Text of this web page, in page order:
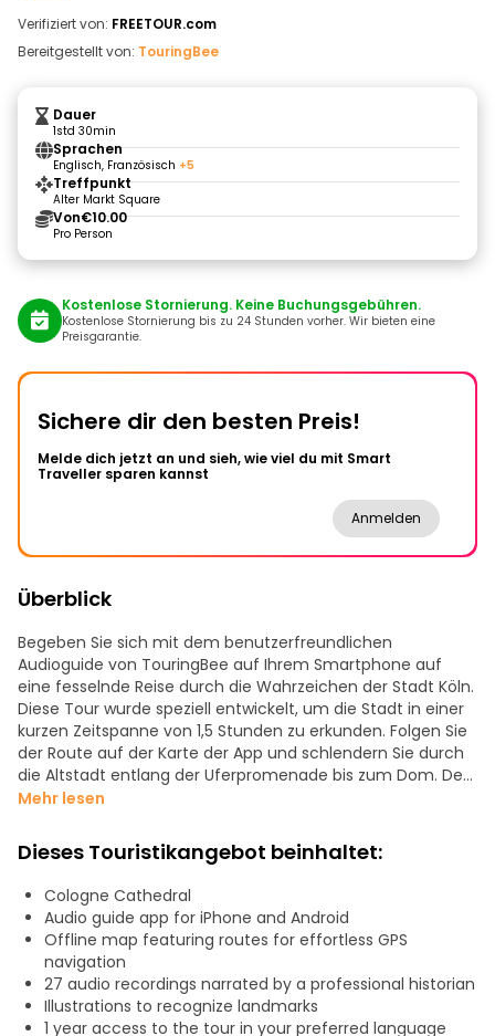
Verifiziert von: FREETOUR.com
Bereitgestellt von: TouringBee
Dauer
1std 30min
Sprachen
Englisch, Französisch +5
Treffpunkt
Alter Markt Square
Von€10.00
Pro Person
Kostenlose Stornierung. Keine Buchungsgebühren.
Kostenlose Stornierung bis zu 24 Stunden vorher. Wir bieten eine
Preisgarantie.
Sichere dir den besten Preis!
Melde dich jetzt an und sieh, wie viel du mit Smart
Traveller sparen kannst
Anmelden
Überblick
Begeben Sie sich mit dem benutzerfreundlichen
Audioguide von TouringBee auf Ihrem Smartphone auf
eine fesselnde Reise durch die Wahrzeichen der Stadt Köln.
Diese Tour wurde speziell entwickelt, um die Stadt in einer
kurzen Zeitspanne von 1,5 Stunden zu erkunden. Folgen Sie
der Route auf der Karte der App und schlendern Sie durch
die Altstadt entlang der Uferpromenade bis zum Dom. Der
Eintritt in die Kathedrale ist frei und mit Hilfe des
Kathedrale entdecken.
Folgendes wird Ihnen garantiert begegnen:
- Das Wahrzeichen des Kölner Doms
- Die ältesten Glasfenster
- Der Schrein der Heiligen Drei Könige
- Die Madonna von Mailand
- Das Heldenkreuz
- Der Rathausturm
Mehr lesen
Dieses Touristikangebot beinhaltet:
Cologne Cathedral
Audio guide app for iPhone and Android
Offline map featuring routes for effortless GPS
navigation
27 audio recordings narrated by a professional historian
Illustrations to recognize landmarks
1 year access to the tour in your preferred language